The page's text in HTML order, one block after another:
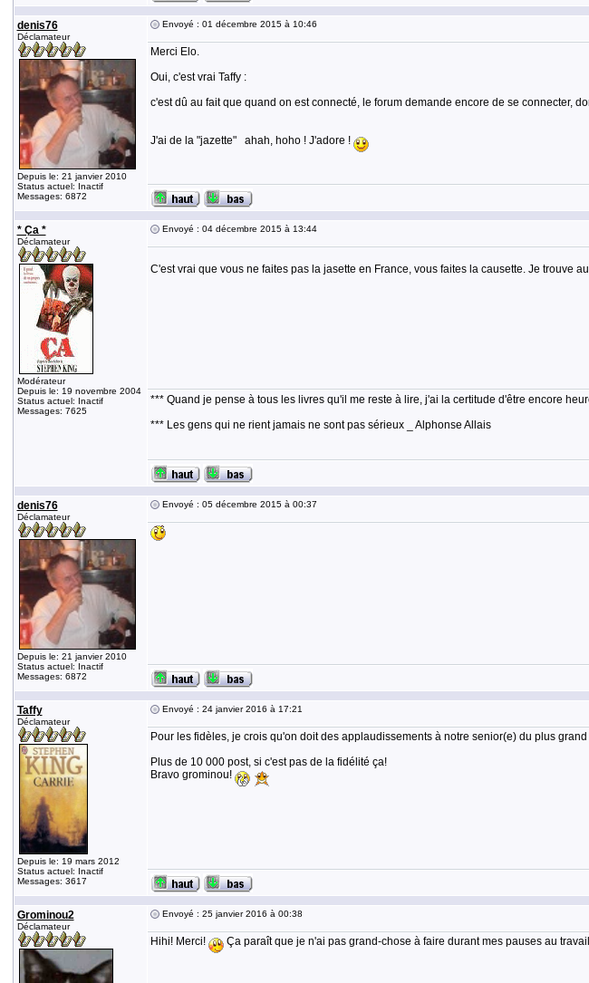
denis76
Déclamateur
Depuis le: 21 janvier 2010
Status actuel: Inactif
Messages: 6872
Envoyé : 01 décembre 2015 à 10:46
Merci Elo.
Oui, c'est vrai Taffy :
c'est dû au fait que quand on est connecté, le forum demande encore de se connecter,
J'ai de la "jazette" ahah, hoho ! J'adore !
* Ça *
Déclamateur
Modérateur
Depuis le: 19 novembre 2004
Status actuel: Inactif
Messages: 7625
Envoyé : 04 décembre 2015 à 13:44
C'est vrai que vous ne faites pas la jasette en France, vous faites la causette. Je trouve
*** Quand je pense à tous les livres qu'il me reste à lire, j'ai la certitude d'être encore
*** Les gens qui ne rient jamais ne sont pas sérieux _ Alphonse Allais
denis76
Déclamateur
Depuis le: 21 janvier 2010
Status actuel: Inactif
Messages: 6872
Envoyé : 05 décembre 2015 à 00:37
Taffy
Déclamateur
Depuis le: 19 mars 2012
Status actuel: Inactif
Messages: 3617
Envoyé : 24 janvier 2016 à 17:21
Pour les fidèles, je crois qu'on doit des applaudissements à notre senior(e) du plus
Plus de 10 000 post, si c'est pas de la fidélité ça!
Bravo grominou!
Grominou2
Déclamateur
Envoyé : 25 janvier 2016 à 00:38
Hihi! Merci! Ça paraît que je n'ai pas grand-chose à faire durant mes pauses au